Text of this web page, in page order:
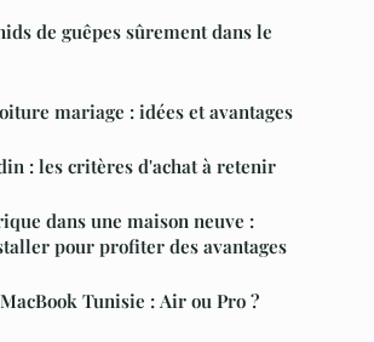
de guêpes sûrement dans le
mariage : idées et avantages
: les critères d'achat à retenir
dans une maison neuve :
pour profiter des avantages
Tunisie : Air ou Pro ?